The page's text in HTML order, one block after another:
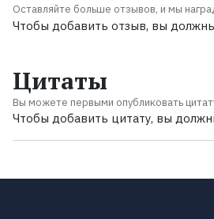
Оставляйте больше отзывов, и мы
Чтобы добавить отзыв, вы
Цитаты
Вы можете первыми опубликовать
Чтобы добавить цитату, вы